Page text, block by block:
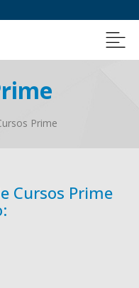
Prime
Cursos Prime